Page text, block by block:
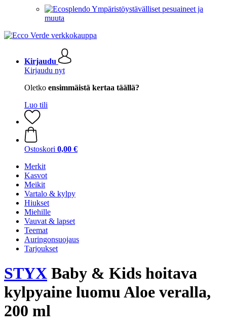
Ympäristöystävälliset pesuaineet ja
muuta
Kirjaudu
Kirjaudu nyt
Oletko ensimmäistä kertaa täällä?
Luo tili
Ostoskori 0,00 €
Merkit
Kasvot
Meikit
Vartalo & kylpy
Hiukset
Miehille
Vauvat & lapset
Teemat
Auringonsuojaus
Tarjoukset
STYX Baby & Kids hoitava
kylpyaine luomu Aloe veralla,
200 ml